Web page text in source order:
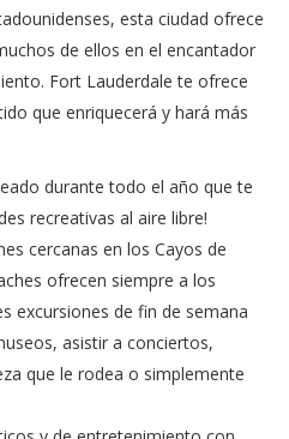
esta ciudad ofrece
de ellos en el encantador
Fort Lauderdale te ofrece
que enriquecerá y hará más
durante todo el año que te
recreativas al aire libre!
cercanas en los Cayos de
ofrecen siempre a los
excursiones de fin de semana
asistir a conciertos,
que le rodea o simplemente